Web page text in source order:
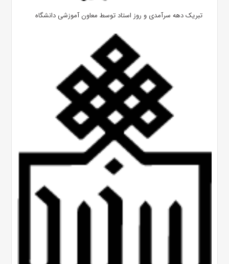
تبریک دهه سرآمدی و روز استاد توسط معاون آموزشی دانشگاه